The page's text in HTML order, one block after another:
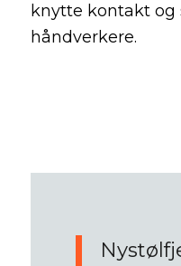
knytte kontakt og
håndverkere.